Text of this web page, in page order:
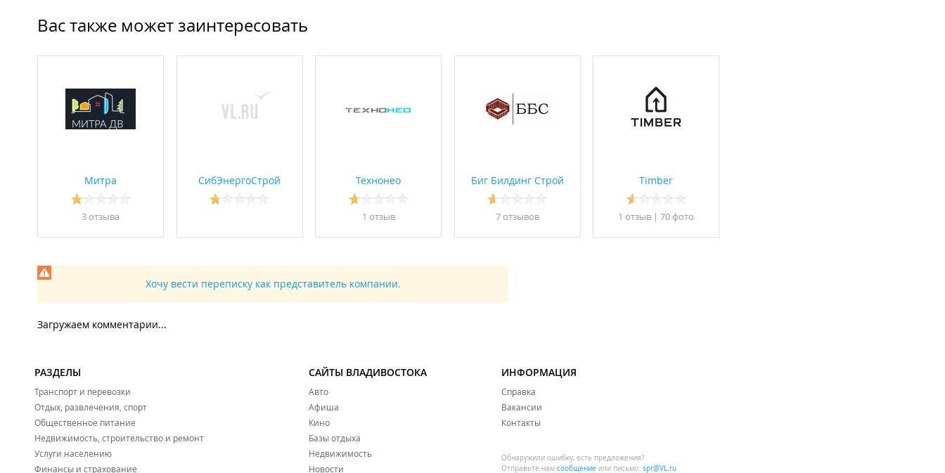
Вас также может заинтересовать
Митра
3 отзывa
СибЭнергоСтрой Технонео
1 отзыв
Биг Билдинг Строй
7 отзывов
Timber
1 отзыв | 70 фото
Хочу вести переписку как представитель компании.
Загружаем комментарии...
РАЗДЕЛЫ
Транспорт и перевозки
Отдых, развлечения, спорт
Общественное питание
Недвижимость, строительство и ремонт
Услуги населению
Финансы и страхование
САЙТЫ ВЛАДИВОСТОКА
Авто
Афиша
Кино
Базы отдыха
Недвижимость
Новости
ИНФОРМАЦИЯ
Справка
Вакансии
Контакты
Обнаружили ошибку, есть предложения?
Отправьте нам сообщение или письмо: spr@VL.ru